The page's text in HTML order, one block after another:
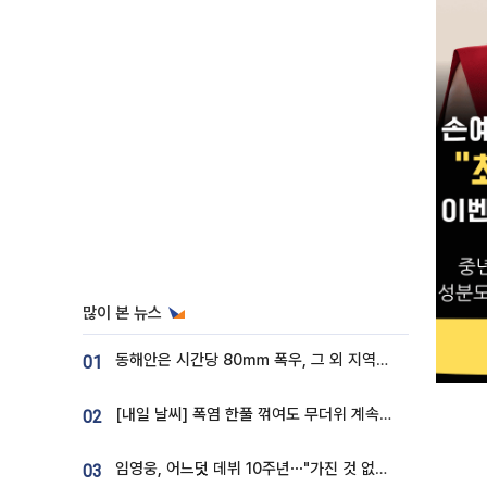
많이 본 뉴스
01 동해안은 시간당 80㎜ 폭우, 그 외 지역은 폭염…‘극과 극 날씨’
02 [내일 날씨] 폭염 한풀 꺾여도 무더위 계속⋯동해안 이틀 연속 비
03 임영웅, 어느덧 데뷔 10주년⋯"가진 것 없던 시절, 내 앞엔 20명의 팬뿐"